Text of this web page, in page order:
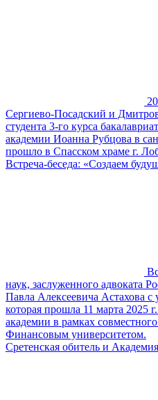
Сергиево-Посадский и
студента 3-го курса
академии Иоанна Рубцова в
прошло в Спасском храме г.
Встреча-беседа: «Создаем
наук, заслуженного адвоката
Павла Алексеевича Астахова
которая прошла 11 марта 2025
академии в рамках
Финансовым университетом.
Сретенская обитель и